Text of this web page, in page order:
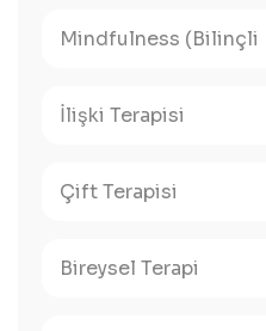
Mindfulness (Bilinçli
İlişki Terapisi
Çift Terapisi
Bireysel Terapi